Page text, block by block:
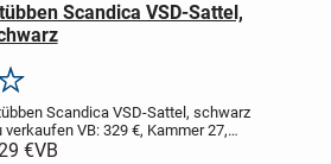
Scandica VSD-Sattel,
Merken
Scandica VSD-Sattel, schwarz
verkaufen VB: 329 €, Kammer 27,
17,5 Zoll
€VB